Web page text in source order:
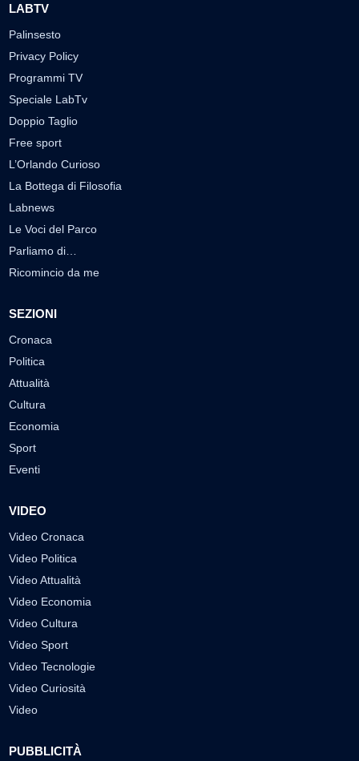
LABTV
Palinsesto
Privacy Policy
Programmi TV
Speciale LabTv
Doppio Taglio
Free sport
L’Orlando Curioso
La Bottega di Filosofia
Labnews
Le Voci del Parco
Parliamo di…
Ricomincio da me
SEZIONI
Cronaca
Politica
Attualità
Cultura
Economia
Sport
Eventi
VIDEO
Video Cronaca
Video Politica
Video Attualità
Video Economia
Video Cultura
Video Sport
Video Tecnologie
Video Curiosità
Video
PUBBLICITÀ